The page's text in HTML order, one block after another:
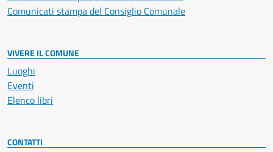
Comunicati stampa del Consiglio Comunale
VIVERE IL COMUNE
Luoghi
Eventi
Elenco libri
CONTATTI